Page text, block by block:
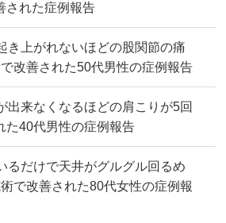
された症例報告
き上がれないほどの股関節の痛
改善された50代男性の症例報告
出来なくなるほどの肩こりが5回
た40代男性の症例報告
るだけで天井がグルグル回るめ
で改善された80代女性の症例報